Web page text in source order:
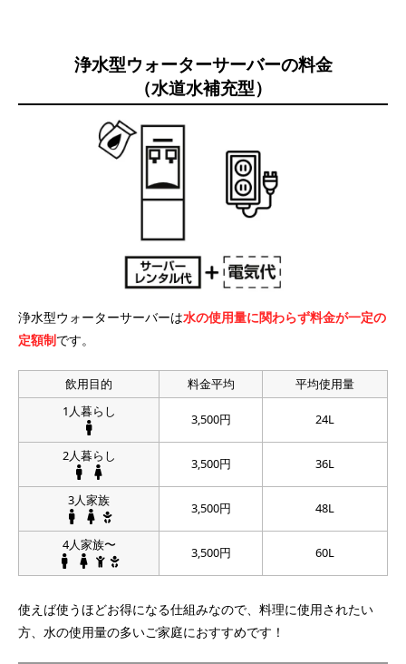
浄水型ウォーターサーバーの料金
（水道水補充型）
浄水型ウォーターサーバーは水の使用量に関わらず料金が一定の
定額制です。
飲用目的 料金平均
平均使用量
1人暮らし
3,500円 24L
2人暮らし 3,500円 36L
3人家族 3,500円 48L
4人家族〜 3,500円 60L
使えば使うほどお得になる仕組みなので、料理に使用されたい
方、水の使用量の多いご家庭におすすめです！